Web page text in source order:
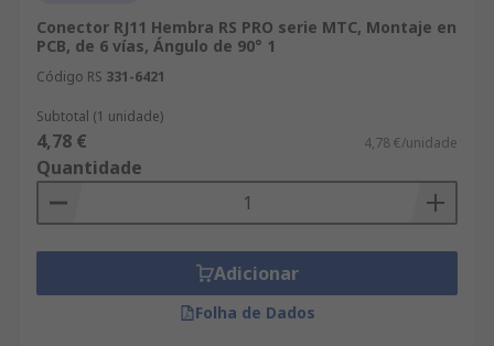
Conector RJ11 Hembra RS PRO serie MTC, Montaje en
PCB, de 6 vías, Ángulo de 90° 1
Código RS 331-6421
Subtotal (1 unidade)
4,78 € 4,78 €/unidade
Quantidade
Adicionar
Folha de Dados